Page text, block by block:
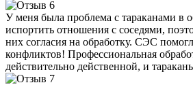
У меня была проблема с тараканами в
испортить отношения с соседями,
них согласия на обработку. СЭС
конфликтов! Профессиональная
действительно действенной, и